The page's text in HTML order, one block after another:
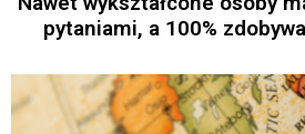
pytaniami, a 100%